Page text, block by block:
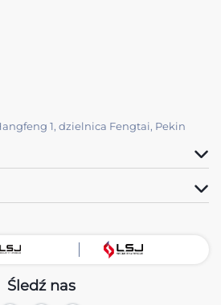
1, dzielnica Fengtai, Pekin
Śledź nas